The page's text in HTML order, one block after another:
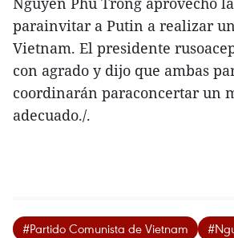
parainvitar a Putin a realizar
Vietnam. El presidente
con agrado y dijo que ambas
coordinarán paraconcertar un
adecuado./.
#Partido Comunista de Vietnam